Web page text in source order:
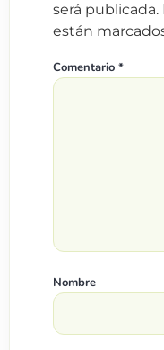
será publicada.
están
Comentario *
Nombre